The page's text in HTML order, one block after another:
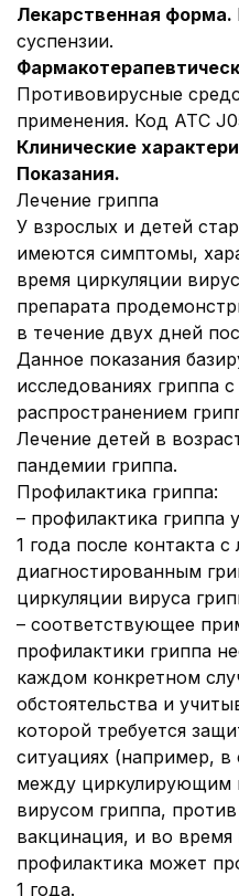
Лекарственная форма.
суспензии.
Противовирусные
применения. Код АТС
Клинические
Показания.
Лечение гриппа
У взрослых и детей
имеются симптомы,
время циркуляции
препарата
в течение двух дней
Данное показания
исследованиях гриппа
распространением
Лечение детей в
пандемии гриппа.
Профилактика гриппа:
– профилактика гриппа
1 года после контакта
диагностированным
циркуляции вируса
– соответствующее
профилактики гриппа
каждом конкретном
обстоятельства и
которой требуется
ситуациях (например,
между циркулирующим
вирусом гриппа,
вакцинация, и во
профилактика может
1 года.